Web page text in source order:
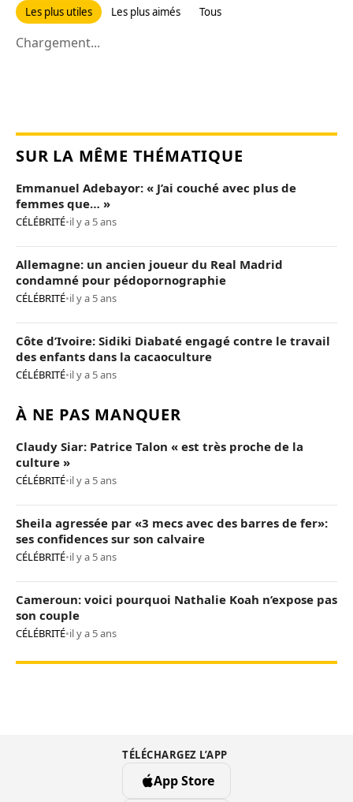
Les plus utiles Les plus aimés Tous
Chargement...
SUR LA MÊME THÉMATIQUE
Emmanuel Adebayor: « J’ai couché avec plus de
femmes que… »
CÉLÉBRITÉ•il y a 5 ans
Allemagne: un ancien joueur du Real Madrid
condamné pour pédopornographie
CÉLÉBRITÉ•il y a 5 ans
Côte d’Ivoire: Sidiki Diabaté engagé contre le travail
des enfants dans la cacaoculture
CÉLÉBRITÉ•il y a 5 ans
À NE PAS MANQUER
Claudy Siar: Patrice Talon « est très proche de la
culture »
CÉLÉBRITÉ•il y a 5 ans
Sheila agressée par «3 mecs avec des barres de fer»:
ses confidences sur son calvaire
CÉLÉBRITÉ•il y a 5 ans
Cameroun: voici pourquoi Nathalie Koah n’expose pas
son couple
CÉLÉBRITÉ•il y a 5 ans
TÉLÉCHARGEZ L’APP
App Store